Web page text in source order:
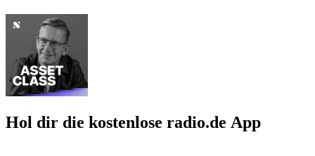
Hol dir die kostenlose radio.de App